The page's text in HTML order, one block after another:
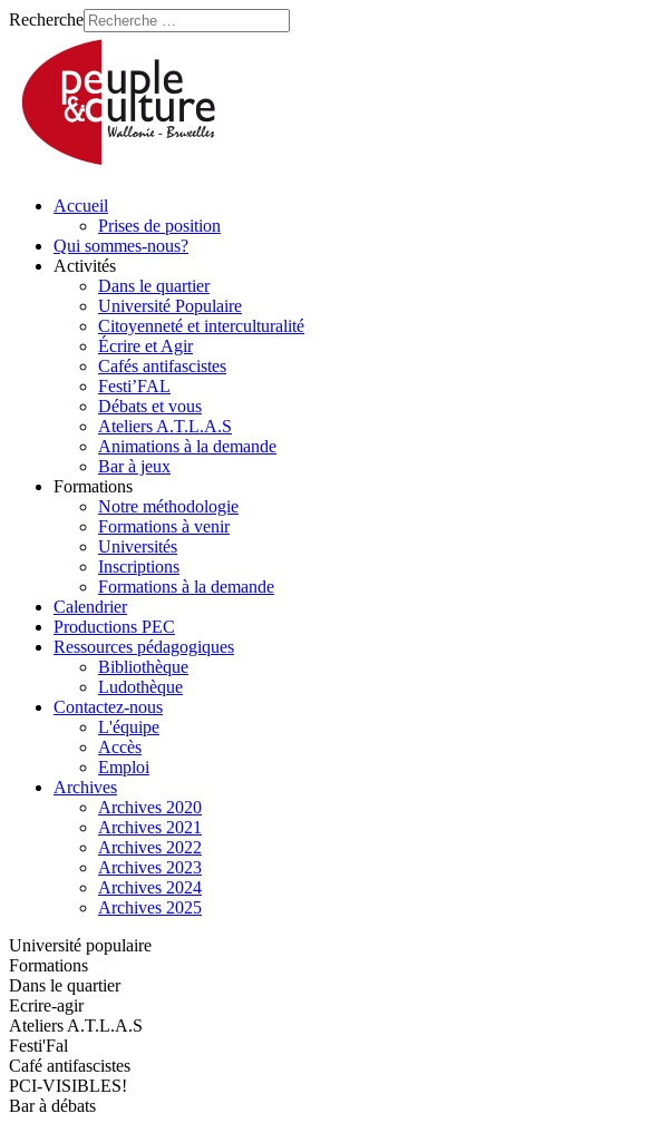
Recherche
Accueil
Prises de position
Qui sommes-nous?
Activités
Dans le quartier
Université Populaire
Citoyenneté et interculturalité
Écrire et Agir
Cafés antifascistes
Festi’FAL
Débats et vous
Ateliers A.T.L.A.S
Animations à la demande
Bar à jeux
Formations
Notre méthodologie
Formations à venir
Universités
Inscriptions
Formations à la demande
Calendrier
Productions PEC
Ressources pédagogiques
Bibliothèque
Ludothèque
Contactez-nous
L'équipe
Accès
Emploi
Archives
Archives 2020
Archives 2021
Archives 2022
Archives 2023
Archives 2024
Archives 2025
Université populaire
Formations
Dans le quartier
Ecrire-agir
Ateliers A.T.L.A.S
Festi'Fal
Café antifascistes
PCI-VISIBLES!
Bar à débats